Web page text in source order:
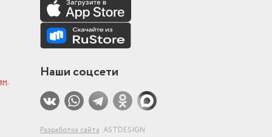
.
Наши соцсети
Разработка сайта ASTDESIGN